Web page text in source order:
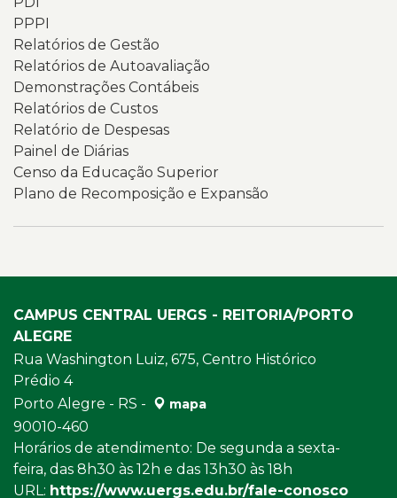
PPPI
Relatórios de Gestão
Relatórios de Autoavaliação
Demonstrações Contábeis
Relatórios de Custos
Relatório de Despesas
Painel de Diárias
Censo da Educação Superior
Plano de Recomposição e Expansão
CAMPUS CENTRAL UERGS - REITORIA/PORTO
ALEGRE
Rua Washington Luiz, 675, Centro Histórico
Prédio 4
Porto Alegre - RS -
mapa
90010-460
Horários de atendimento: De segunda a sexta-
feira, das 8h30 às 12h e das 13h30 às 18h
URL: https://www.uergs.edu.br/fale-conosco